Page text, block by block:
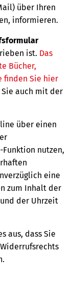
über Ihren
informieren.
ist. Das
Bücher,
finden Sie hier
auch mit der
über einen
Funktion nutzen,
eine
zum Inhalt der
der Uhrzeit
aus, dass Sie